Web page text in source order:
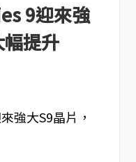
9迎來強
提升